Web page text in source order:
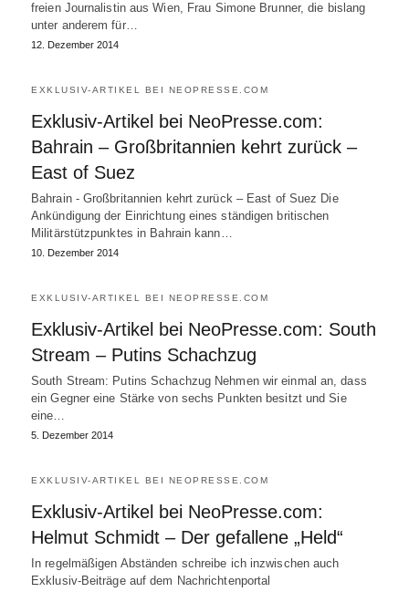
freien Journalistin aus Wien, Frau Simone Brunner, die bislang
unter anderem für…
12. Dezember 2014
EXKLUSIV-ARTIKEL BEI NEOPRESSE.COM
Exklusiv-Artikel bei NeoPresse.com:
Bahrain – Großbritannien kehrt zurück –
East of Suez
Bahrain - Großbritannien kehrt zurück – East of Suez Die
Ankündigung der Einrichtung eines ständigen britischen
Militärstützpunktes in Bahrain kann…
10. Dezember 2014
EXKLUSIV-ARTIKEL BEI NEOPRESSE.COM
Exklusiv-Artikel bei NeoPresse.com: South
Stream – Putins Schachzug
South Stream: Putins Schachzug Nehmen wir einmal an, dass
ein Gegner eine Stärke von sechs Punkten besitzt und Sie
eine…
5. Dezember 2014
EXKLUSIV-ARTIKEL BEI NEOPRESSE.COM
Exklusiv-Artikel bei NeoPresse.com:
Helmut Schmidt – Der gefallene „Held“
In regelmäßigen Abständen schreibe ich inzwischen auch
Exklusiv-Beiträge auf dem Nachrichtenportal